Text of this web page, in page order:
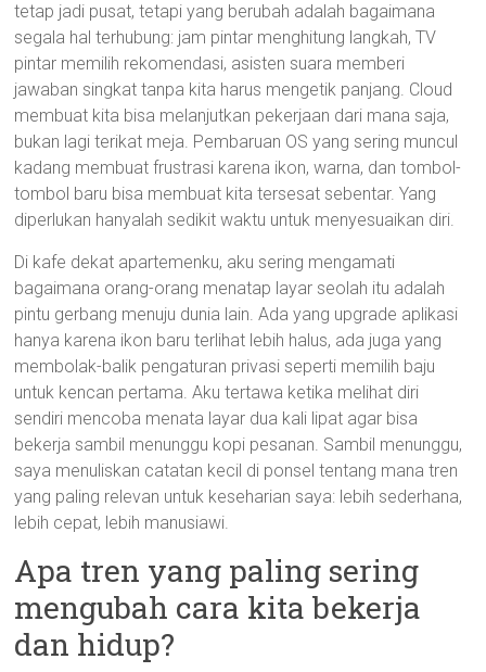
tetap jadi pusat, tetapi yang berubah adalah bagaimana
segala hal terhubung: jam pintar menghitung langkah, TV
pintar memilih rekomendasi, asisten suara memberi
jawaban singkat tanpa kita harus mengetik panjang. Cloud
membuat kita bisa melanjutkan pekerjaan dari mana saja,
bukan lagi terikat meja. Pembaruan OS yang sering muncul
kadang membuat frustrasi karena ikon, warna, dan tombol-
tombol baru bisa membuat kita tersesat sebentar. Yang
diperlukan hanyalah sedikit waktu untuk menyesuaikan diri.
Di kafe dekat apartemenku, aku sering mengamati
bagaimana orang-orang menatap layar seolah itu adalah
pintu gerbang menuju dunia lain. Ada yang upgrade aplikasi
hanya karena ikon baru terlihat lebih halus, ada juga yang
membolak-balik pengaturan privasi seperti memilih baju
untuk kencan pertama. Aku tertawa ketika melihat diri
sendiri mencoba menata layar dua kali lipat agar bisa
bekerja sambil menunggu kopi pesanan. Sambil menunggu,
saya menuliskan catatan kecil di ponsel tentang mana tren
yang paling relevan untuk keseharian saya: lebih sederhana,
lebih cepat, lebih manusiawi.
Apa tren yang paling sering
mengubah cara kita bekerja
dan hidup?